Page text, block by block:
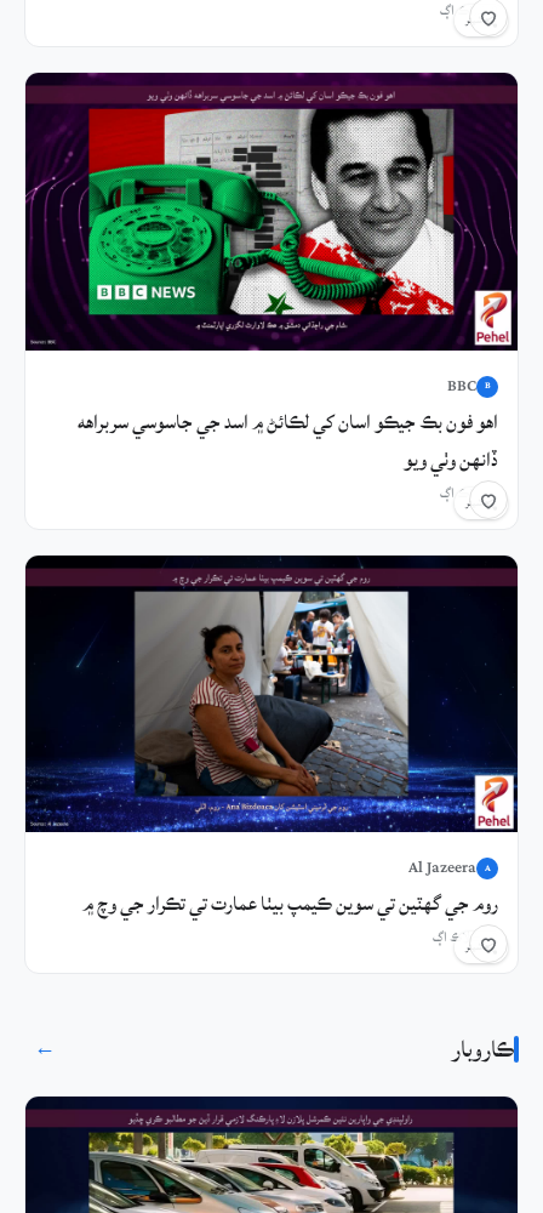
9 ڪلاڪ اڳ شيئر
B
BBC
اهو فون بڪ جيڪو اسان کي لڪائڻ ۾ اسد جي جاسوسي سربراهه
ڏانهن وٺي ويو
9 ڪلاڪ اڳ شيئر
A
Al Jazeera
روم جي گهٽين تي سوين ڪيمپ بيٺا عمارت تي تڪرار جي وچ ۾
12 ڪلاڪ اڳشيئر
ڪاروبار →